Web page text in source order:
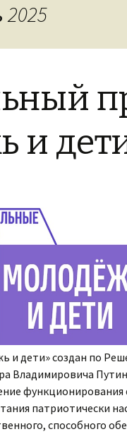
и
и дети» создан по
Владимировича
патриотически
способного